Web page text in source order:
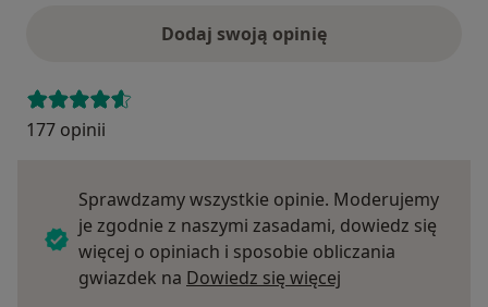
Dodaj swoją opinię
177 opinii
Sprawdzamy wszystkie opinie. Moderujemy
je zgodnie z naszymi zasadami, dowiedz się
więcej o opiniach i sposobie obliczania
gwiazdek na Dowiedz się więcej